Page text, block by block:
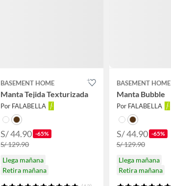
BASEMENT HOME
Manta Tejida Texturizada
Por FALABELLA
S/ 44.90 -65%
S/ 129.90
Llega mañana
Retira mañana
BASEMENT HOME
Manta Bubble
Por FALABELLA
S/ 44.90 -65%
S/ 129.90
Llega mañana
Retira mañana